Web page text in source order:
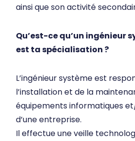
ainsi que son activité
Qu’est-ce qu’un ingénieur
est ta spécialisation ?
L’ingénieur système est
l’installation et de la
équipements informatiques
d’une entreprise.
Il effectue une veille